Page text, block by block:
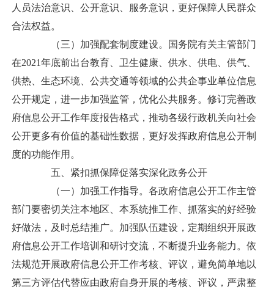
人员法治意识、公开意识、服务意识，更好保障人民群众
合法权益。
（三）加强配套制度建设。国务院有关主管部门
在2021年底前出台教育、卫生健康、供水、供电、供气、
供热、生态环境、公共交通等领域的公共企事业单位信息
公开规定，进一步加强监管，优化公共服务。修订完善政
府信息公开工作年度报告格式，推动各级行政机关向社会
公开更多有价值的基础性数据，更好发挥政府信息公开制
度的功能作用。
五、紧扣抓保障促落实深化政务公开
（一）加强工作指导。各政府信息公开工作主管
部门要密切关注本地区、本系统推工作、抓落实的好经验
好做法，及时总结推广。加强队伍建设，定期组织开展政
府信息公开工作培训和研讨交流，不断提升业务能力。依
法规范开展政府信息公开工作考核、评议，避免简单地以
第三方评估代替应由政府自身开展的考核、评议，严肃整